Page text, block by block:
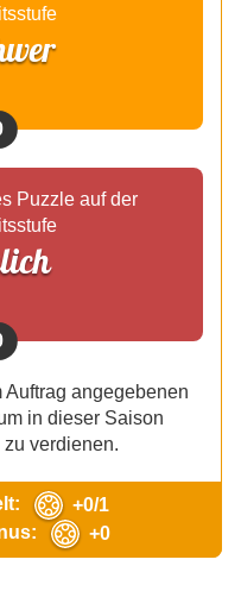
Puzzle auf der
angegebenen
in dieser Saison
verdienen.
+0/1
+0